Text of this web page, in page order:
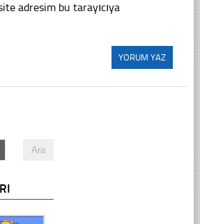
adresim bu tarayıcıya